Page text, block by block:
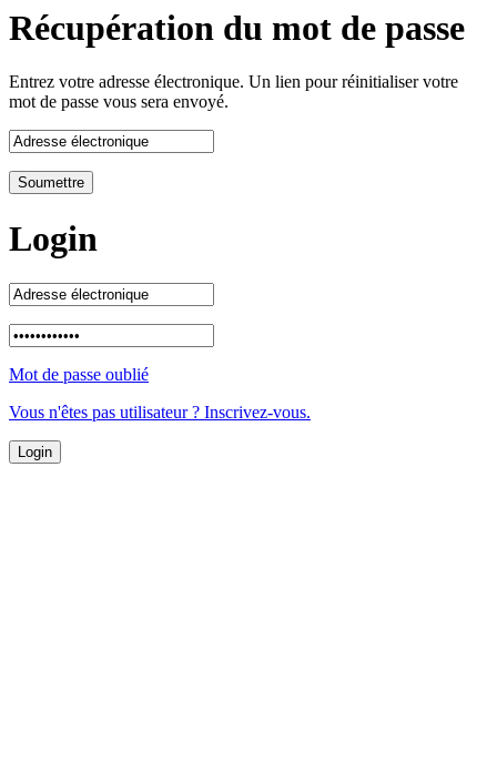
Récupération du mot de passe
Entrez votre adresse électronique. Un lien pour réinitialiser votre
mot de passe vous sera envoyé.
Login
Mot de passe oublié
Vous n'êtes pas utilisateur ? Inscrivez-vous.